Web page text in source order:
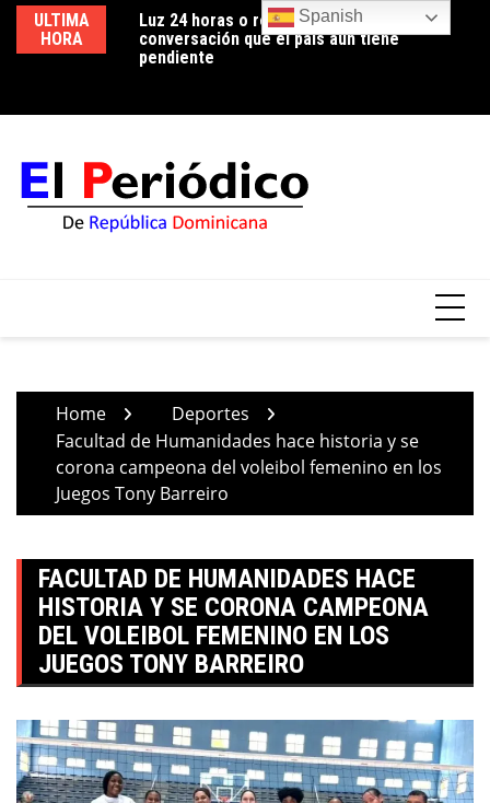
Skip
content
ULTIMA
HORA
Luz 24 horas o reducción de pérdidas: la
conversación que el país aún tiene
pendiente
Edeeste informa apertura temporal de los
circuitos EBRI07 y EBRI12 para realizar
trabajos de mejora en la red de distribución
Home
Deportes
Facultad de Humanidades hace historia y se
corona campeona del voleibol femenino en los
Juegos Tony Barreiro
FACULTAD DE HUMANIDADES HACE
HISTORIA Y SE CORONA CAMPEONA
DEL VOLEIBOL FEMENINO EN LOS
JUEGOS TONY BARREIRO
Spanish